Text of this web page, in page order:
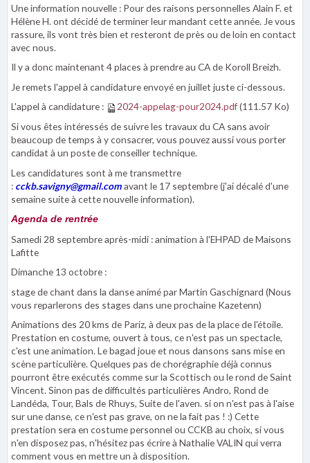
Une information nouvelle : Pour des raisons personnelles Alain F. et
Hélène H. ont décidé de terminer leur mandant cette année. Je vous
rassure, ils vont très bien et resteront de près ou de loin en contact
avec nous.
Il y a donc maintenant 4 places à prendre au CA de Koroll Breizh.
Je remets l'appel à candidature envoyé en juillet juste ci-dessous.
L'appel à candidature :
2024-appelag-pour2024.pdf(111.57 Ko)
Si vous êtes intéressés de suivre les travaux du CA sans avoir
beaucoup de temps à y consacrer, vous pouvez aussi vous porter
candidat à un poste de conseiller technique.
Les candidatures sont à me transmettre
: cckb.savigny@gmail.comavant le 17 septembre (j'ai décalé d'une
semaine suite à cette nouvelle information).
Agenda de rentrée
Samedi 28 septembre après-midi : animation à l'EHPAD de Maisons
Lafitte
Dimanche 13 octobre :
stage de chant dans la danse animé par Martin Gaschignard (Nous
vous reparlerons des stages dans une prochaine Kazetenn)
Animations des 20 kms de Pariz, à deux pas de la place de l'étoile.
Prestation en costume, ouvert à tous, ce n'est pas un spectacle,
c'est une animation. Le bagad joue et nous dansons sans mise en
scène particulière. Quelques pas de chorégraphie déjà connus
pourront être exécutés comme sur la Scottisch ou le rond de Saint
Vincent. Sinon pas de difficultés particulières Andro, Rond de
Landéda, Tour, Bals de Rhuys, Suite de l'aven. si on n'est pas à l'aise
sur une danse, ce n'est pas grave, on ne la fait pas ! :) Cette
prestation sera en costume personnel ou CCKB au choix, si vous
n'en disposez pas, n'hésitez pas écrire à Nathalie VALIN qui verra
comment vous en mettre un à disposition.